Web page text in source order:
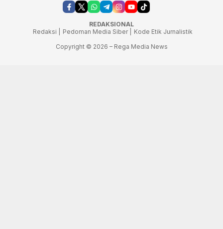
REDAKSIONAL
Redaksi |
Pedoman Media Siber |
Kode Etik Jurnalistik
Copyright © 2026 – Rega Media News